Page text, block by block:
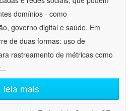
domínios - como
governo digital e saúde. Em
de duas formas: uso de
rastreamento de métricas como
...
leia mais